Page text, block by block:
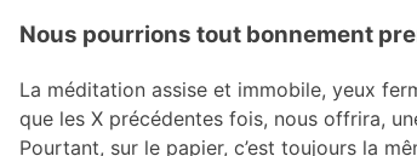
Nous pourrions tout bonnement
La méditation assise et immobile, yeux
que les X précédentes fois, nous offrira,
Pourtant, sur le papier, c’est toujours la